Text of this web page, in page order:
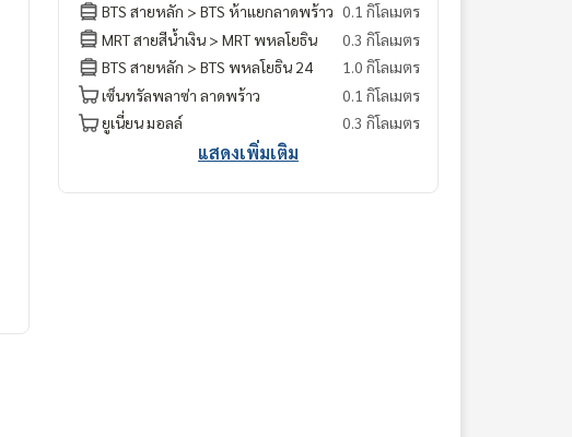
BTS สายหลัก > BTS ห้าแยกลาดพร้าว 0.1 กิโลเมตร
MRT สายสีน้ำเงิน > MRT พหลโยธิน
0.3 กิโลเมตร
BTS สายหลัก > BTS พหลโยธิน 24
1.0 กิโลเมตร
เซ็นทรัลพลาซ่า ลาดพร้าว
0.1 กิโลเมตร
ยูเนี่ยน มอลล์
0.3 กิโลเมตร
แสดงเพิ่มเติม